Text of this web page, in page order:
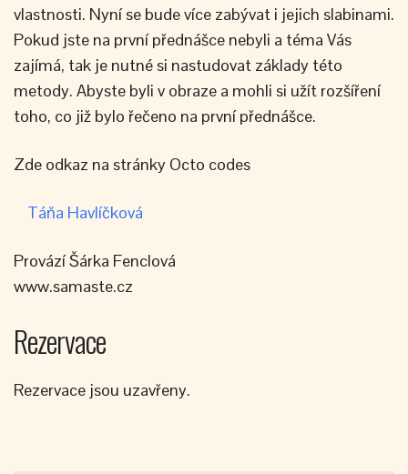
vlastnosti. Nyní se bude více zabývat i jejich slabinami.
Pokud jste na první přednášce nebyli a téma Vás
zajímá, tak je nutné si nastudovat základy této
metody. Abyste byli v obraze a mohli si užít rozšíření
toho, co již bylo řečeno na první přednášce.
Zde odkaz na stránky Octo codes
Táňa Havlíčková
Provází Šárka Fenclová
www.samaste.cz
Rezervace
Rezervace jsou uzavřeny.